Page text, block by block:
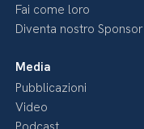
Fai come loro
Diventa nostro Sponsor
Media
Pubblicazioni
Video